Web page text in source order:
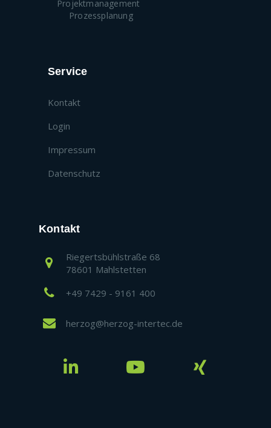
Projektmanagement
Prozessplanung
Service
Kontakt
Login
Impressum
Datenschutz
Kontakt
Riegertsbühlstraße 68
78601 Mahlstetten
+49 7429 - 9161 400
herzog@herzog-intertec.de